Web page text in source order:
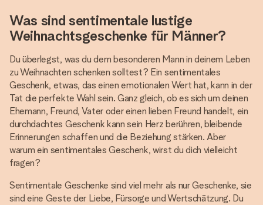
Was sind sentimentale lustige
Weihnachtsgeschenke für Männer?
Du überlegst, was du dem besonderen Mann in deinem Leben
zu Weihnachten schenken solltest? Ein sentimentales
Geschenk, etwas, das einen emotionalen Wert hat, kann in der
Tat die perfekte Wahl sein. Ganz gleich, ob es sich um deinen
Ehemann, Freund, Vater oder einen lieben Freund handelt, ein
durchdachtes Geschenk kann sein Herz berühren, bleibende
Erinnerungen schaffen und die Beziehung stärken. Aber
warum ein sentimentales Geschenk, wirst du dich vielleicht
fragen?
Sentimentale Geschenke sind viel mehr als nur Geschenke, sie
sind eine Geste der Liebe, Fürsorge und Wertschätzung. Du